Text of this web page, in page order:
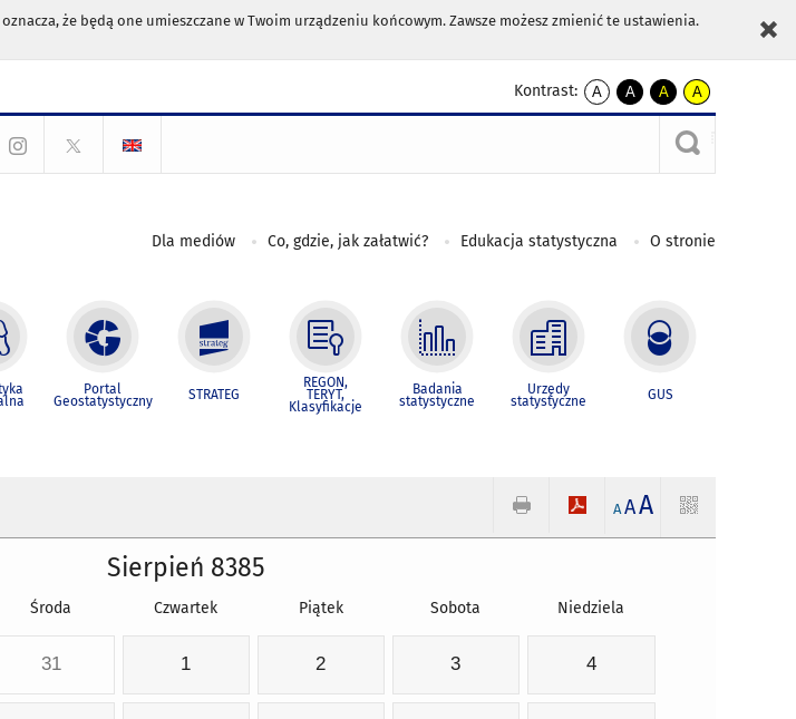
że będą one umieszczane w Twoim urządzeniu końcowym. Zawsze możesz zmienić te ustawienia.
Kontrast:
A
kontrast
A
kontrast
czarnym
A
kontrast
żółty
tekst
czarnym
A
kontrast
czarny
tekst
żółtym
Dla mediów Co, gdzie, jak załatwić? Edukacja statystyczna O stronie
Portal
Geostatystyczny STRATEG
REGON,
TERYT,
Klasyfikacje
Badania
statystyczne
Urzędy
statystyczne GUS
A AA
Sierpień 8385
Środa Czwartek Piątek Sobota Niedziela
31 1 2 3 4